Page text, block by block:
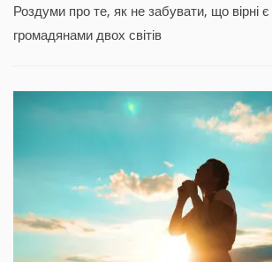
Роздуми про те, як не забувати, що вірні є
громадянами двох світів